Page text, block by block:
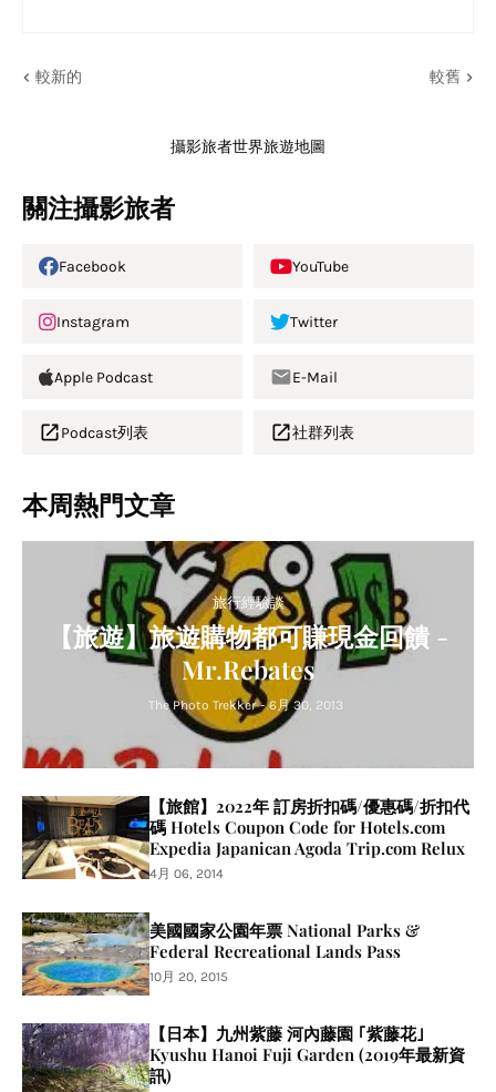
較新的 較舊
攝影旅者世界旅遊地圖
關注攝影旅者
Facebook YouTube
Instagram Twitter
Apple Podcast E-Mail
Podcast列表 社群列表
本周熱門文章
旅行經驗談
【旅遊】旅遊購物都可賺現金回饋 -
Mr.Rebates
The Photo Trekker - 6月 30, 2013
【旅館】2022年 訂房折扣碼/優惠碼/折扣代
碼 Hotels Coupon Code for Hotels.com
Expedia Japanican Agoda Trip.com Relux
4月 06, 2014
美國國家公園年票 National Parks &
Federal Recreational Lands Pass
10月 20, 2015
【日本】九州紫藤 河內藤園 ｢紫藤花｣
Kyushu Hanoi Fuji Garden (2019年最新資
訊)